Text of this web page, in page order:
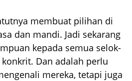
membuat pilihan di
dan mandi. Jadi sekarang
kepada semua selok-
Dan adalah perlu
mereka, tetapi juga